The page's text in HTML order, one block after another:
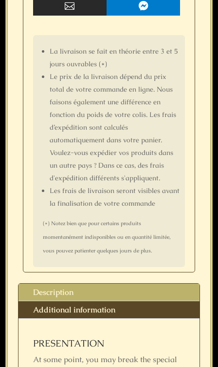


La livraison se fait en théorie entre 3 et 5
jours ouvrables (*)
Le prix de la livraison dépend du prix
total de votre commande en ligne. Nous
faisons également une différence en
fonction du poids de votre colis. Les frais
d’expédition sont calculés
automatiquement dans votre panier.
Voulez-vous expédier vos produits dans
un autre pays ? Dans ce cas, des frais
d'expédition différents s'appliquent.
Les frais de livraison seront visibles avant
la finalisation de votre commande
(*) Notez bien que pour certains produits
momentanément indisponibles ou en quantité limitée,
vous pouvez patienter quelques jours de plus.
Description
Additional information
PRESENTATION
At some point, you may break the special